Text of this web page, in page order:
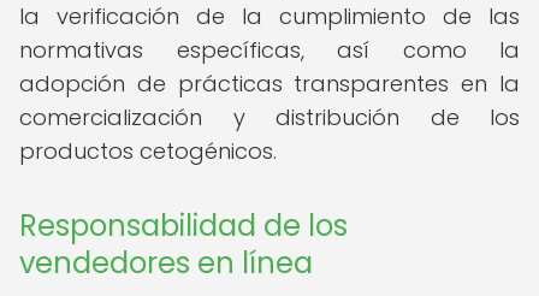
la verificación de la cumplimiento de las
normativas específicas, así como la
adopción de prácticas transparentes en la
comercialización y distribución de los
productos cetogénicos.
Responsabilidad de los
vendedores en línea